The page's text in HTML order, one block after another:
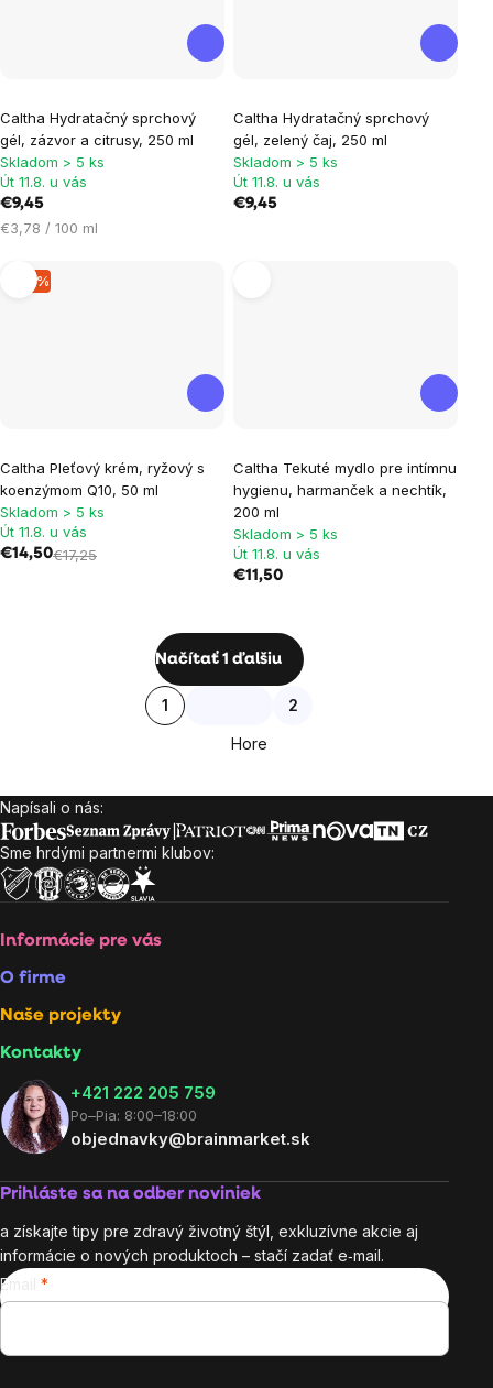
Caltha Hydratačný sprchový
gél, zázvor a citrusy, 250 ml
Skladom > 5 ks
Út 11.8. u vás
€9,45
Jednotková
€3,78 / 100 ml
Caltha Hydratačný sprchový
gél, zelený čaj, 250 ml
Skladom > 5 ks
Út 11.8. u vás
€9,45
–15 %
Caltha Pleťový krém, ryžový s
koenzýmom Q10, 50 ml
Skladom > 5 ks
Út 11.8. u vás
€14,50€17,25
Caltha Tekuté mydlo pre intímnu
hygienu, harmanček a nechtík,
200 ml
Skladom > 5 ks
Út 11.8. u vás
€11,50
Ovládacie
výpisu
Načítať 1 ďalšiu
Stránkovanie
1 2
Hore
Zápätie
Napísali o nás:
Sme hrdými partnermi klubov:
Informácie pre vás
O firme
Naše projekty
Kontakty
+421 222 205 759
Po–Pia: 8:00–18:00
objednavky@brainmarket.sk
Prihláste sa na odber noviniek
a získajte tipy pre zdravý životný štýl, exkluzívne akcie aj
informácie o nových produktoch – stačí zadať e‑mail.
Email